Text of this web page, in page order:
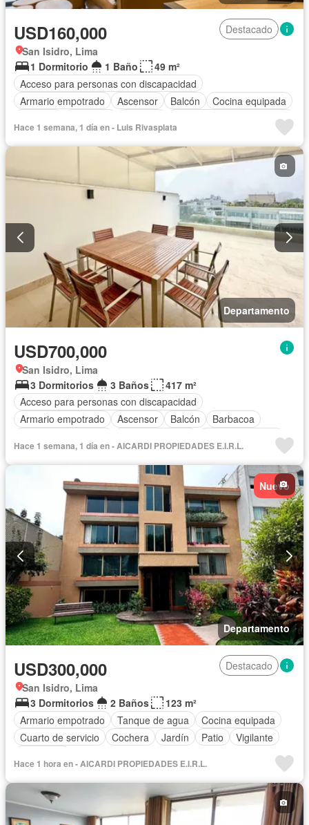
USD160,000
Destacado
San Isidro, Lima
1 Dormitorio
1 Baño
49 m²
Acceso para personas con discapacidad
Armario empotrado
Ascensor Balcón
Cocina equipada
Completamente amoblado
Hace 1 semana, 1 día en - Luis Rivasplata
Departamento
USD700,000
San Isidro, Lima
3 Dormitorios
3 Baños
417 m²
Acceso para personas con discapacidad
Armario empotrado
Ascensor Balcón
Barbacoa
Cocina equipada
Cuarto de servicio
Cochera Gas natural
Internet
Seguridad
Terraza
Vista panorámica
Wifi
Hace 1 semana, 1 día en - AICARDI PROPIEDADES E.I.R.L.
Nuevo
Departamento
USD300,000
Destacado
San Isidro, Lima
3 Dormitorios
2 Baños
123 m²
Armario empotrado
Tanque de agua
Cocina equipada
Cuarto de servicio
Cochera Jardín Patio
Vigilante
Hace 1 hora en - AICARDI PROPIEDADES E.I.R.L.